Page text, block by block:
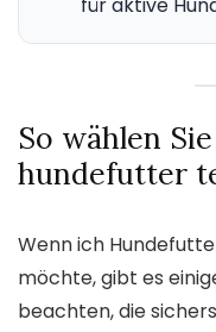
So wählen
hundefutter
Wenn ich
möchte, gibt es
beachten, die